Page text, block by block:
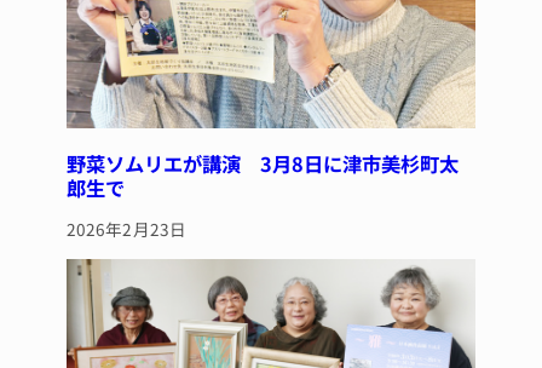
野菜ソムリエが講演 3月8日に津市美杉町太
郎生で
2026年2月23日